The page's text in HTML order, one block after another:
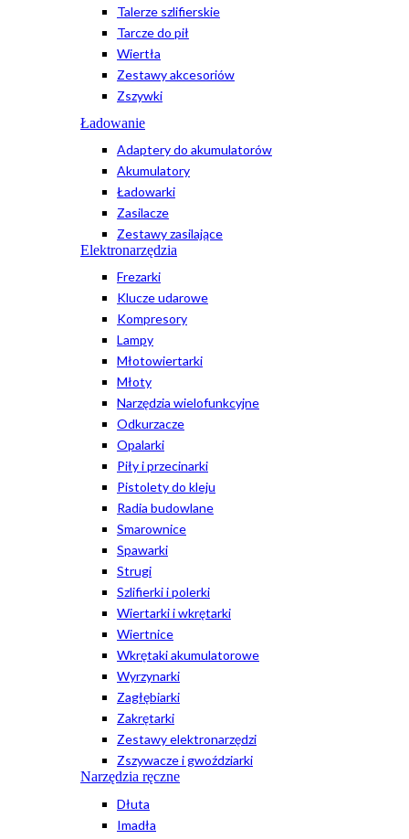
Talerze szlifierskie
Tarcze do pił
Wiertła
Zestawy akcesoriów
Zszywki
Ładowanie
Adaptery do akumulatorów
Akumulatory
Ładowarki
Zasilacze
Zestawy zasilające
Elektronarzędzia
Frezarki
Klucze udarowe
Kompresory
Lampy
Młotowiertarki
Młoty
Narzędzia wielofunkcyjne
Odkurzacze
Opalarki
Piły i przecinarki
Pistolety do kleju
Radia budowlane
Smarownice
Spawarki
Strugi
Szlifierki i polerki
Wiertarki i wkrętarki
Wiertnice
Wkrętaki akumulatorowe
Wyrzynarki
Zagłębiarki
Zakrętarki
Zestawy elektronarzędzi
Zszywacze i gwoździarki
Narzędzia ręczne
Dłuta
Imadła